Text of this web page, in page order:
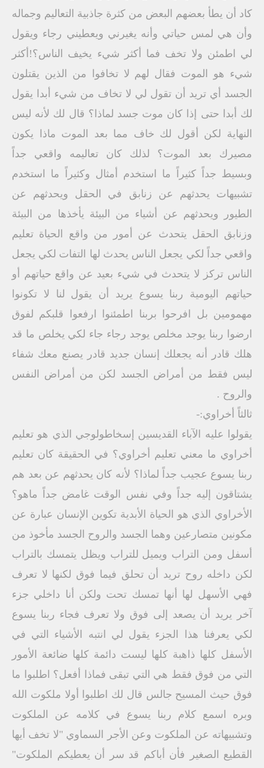
كاد أن يطأ بعضهم البعض من كثرة جاذبية التعاليم وجماله
وأن هي لمس حياتي وأنه يغيرني ويعطيني رجاء ويقول
لي اطمئن ولا تخف فما أكثر شيء يخيف الناس؟!أكثر
شيء هو الموت فقال لهم لا تخافوا من الذين يقتلون
الجسد أي تريد أن تقول لي لا تخاف من شيء أبدا يقول
لك أبدا حتى إذا كان موت جسد لماذا؟ قال لك لأنه ليس
النهاية لكن أقول لك خاف مما بعد الموت ماذا يكون
مصيرك بعد الموت؟ لذلك كان تعاليمه واقعي جداً
وبسيط جداً كثيراً ما استخدم أمثال وكثيراً ما استخدم
تشبيهات يحدثهم عن زنابق في الحقل ويحدثهم عن
الطيور ويحدثهم عن أشياء من البيئة يأخذها من البيئة
وزنابق الحقل يتحدث عن أمور من واقع الحياة تعليم
واقعي جداً لكي يجعل الناس يحدث لها التفات لكي يجعل
الناس تركز لا يتحدث في شيء بعيد عن واقع حياتهم أو
حياتهم اليومية ربنا يسوع يريد أن يقول لنا لا تكونوا
مهمومين بل افرحوا بربنا اطمئنوا ارفعوا قلبكم لفوق
ارضوا ربنا يوجد مخلص يوجد رجاء جاء لكي يخلص ما قد
هلك قادر أنه يجعلك إنسان جديد قادر يصنع معك شفاء
ليس فقط من أمراض الجسد لكن من أمراض النفس
والروح .
ثالثاً أخراوي:-
يقولوا عليه الآباء القديسين إسخاطولوجي الذي هو تعليم
أخراوي ما معني تعليم أخراوي؟ في الحقيقة كان تعليم
ربنا يسوع عجيب جداً لماذا؟ لأنه كان يحدثهم عن بعد هم
يشتاقون إليه جداً وفي نفس الوقت غامض جداً ماهو؟
الأخراوي الذي هو الحياة الأبدية تكوين الإنسان عبارة عن
مكونين متصارعين وهما الجسد والروح الجسد مأخوذ من
أسفل ومن التراب ويميل للتراب ويظل يتمسك بالتراب
لكن داخله روح تريد أن تحلق فيما فوق لكنها لا تعرف
فهي الأسهل لها أنها تمسك تحت ولكن أنا داخلي جزء
آخر يريد أن يصعد إلى فوق ولا تعرف فجاء ربنا يسوع
لكي يعرفنا هذا الجزء يقول لي انتبه الأشياء التي في
الأسفل كلها ذاهبة كلها ليست دائمة كلها ضائعة الأمور
التي من فوق فقط هي التي تبقى فماذا أفعل؟ اطلبوا ما
فوق حيث المسيح جالس قال لك اطلبوا أولا ملكوت الله
وبره اسمع كلام ربنا يسوع في كلامه عن الملكوت
وتشبيهاته عن الملكوت وعن الأجر السماوي "لا تخف أيها
القطيع الصغير فأن أباكم قد سر أن يعطيكم الملكوت"